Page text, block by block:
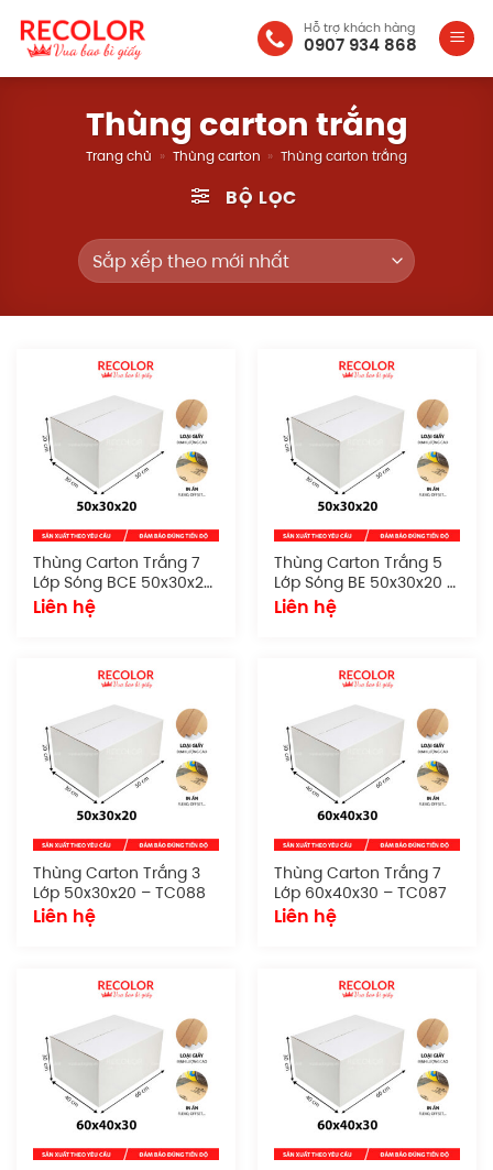
Bỏ
qua
Hỗ trợ khách hàng
0907 934 868
Thùng carton trắng
Trang chủ » Thùng carton » Thùng carton trắng
BỘ LỌC
Thùng Carton Trắng 7
Lớp Sóng BCE 50x30x20
– TC090
Liên hệ
Thùng Carton Trắng 5
Lớp Sóng BE 50x30x20 –
TC089
Liên hệ
Thùng Carton Trắng 3
Lớp 50x30x20 – TC088
Liên hệ
Thùng Carton Trắng 7
Lớp 60x40x30 – TC087
Liên hệ